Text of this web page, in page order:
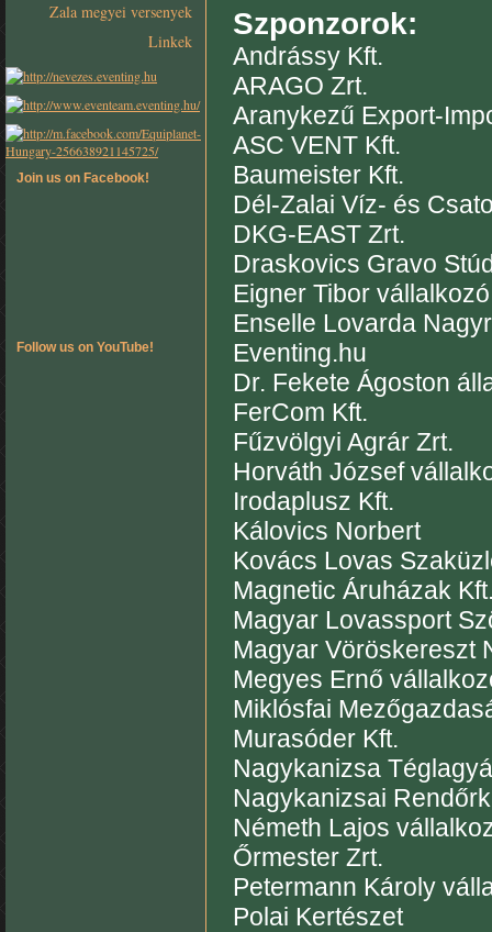
Zala megyei versenyek
Linkek
Join us on Facebook!
Follow us on YouTube!
Szponzorok:
Andrássy Kft.
ARAGO Zrt.
Aranykezű Export-
ASC VENT Kft.
Baumeister Kft.
Dél-Zalai Víz- és
DKG-EAST Zrt.
Draskovics Gravo
Eigner Tibor vállalkozó
Enselle Lovarda
Eventing.hu
Dr. Fekete Ágoston
FerCom Kft.
Fűzvölgyi Agrár Zrt.
Horváth József
Irodaplusz Kft.
Kálovics Norbert
Kovács Lovas
Magnetic Áruházak
Magyar Lovassport
Magyar Vöröskereszt
Megyes Ernő
Miklósfai
Murasóder Kft.
Nagykanizsa
Nagykanizsai
Németh Lajos
Őrmester Zrt.
Petermann Károly
Polai Kertészet